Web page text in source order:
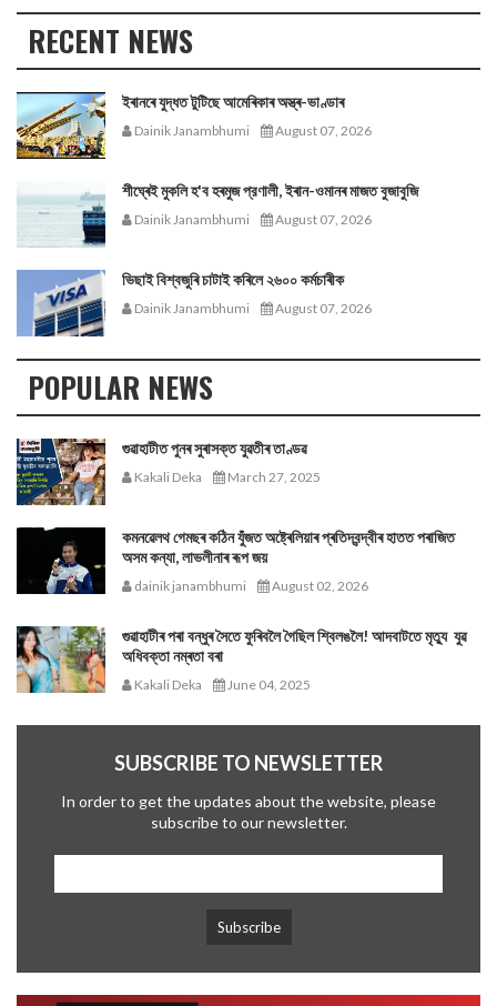
RECENT NEWS
ইৰানৰে যুদ্ধত টুটিছে আমেৰিকাৰ অস্ত্ৰ-ভাণ্ডাৰ
Dainik Janambhumi August 07, 2026
শীঘ্ৰেই মুকলি হ'ব হৰমুজ প্রণালী, ইৰান-ওমানৰ মাজত বুজাবুজি
Dainik Janambhumi August 07, 2026
ভিছাই বিশ্বজুৰি চাটাই কৰিলে ২৬০০ কৰ্মচাৰীক
Dainik Janambhumi August 07, 2026
POPULAR NEWS
গুৱাহাটীত পুনৰ সুৰাসক্ত যুৱতীৰ তাণ্ডৱ
Kakali Deka March 27, 2025
কমনৱেলথ গেমছৰ কঠিন যুঁজত অষ্ট্ৰেলিয়াৰ প্ৰতিদ্বন্দ্বীৰ হাতত পৰাজিত
অসম কন্যা, লাভলীনাৰ ৰূপ জয়
dainik janambhumi August 02, 2026
গুৱাহাটীৰ পৰা বন্ধুৰ সৈতে ফুৰিবলৈ গৈছিল শ্বিলঙলৈ! আদবাটতে মৃত্যু যুৱ
অধিবক্তা নম্ৰতা বৰা
Kakali Deka June 04, 2025
SUBSCRIBE TO NEWSLETTER
In order to get the updates about the website, please
subscribe to our newsletter.